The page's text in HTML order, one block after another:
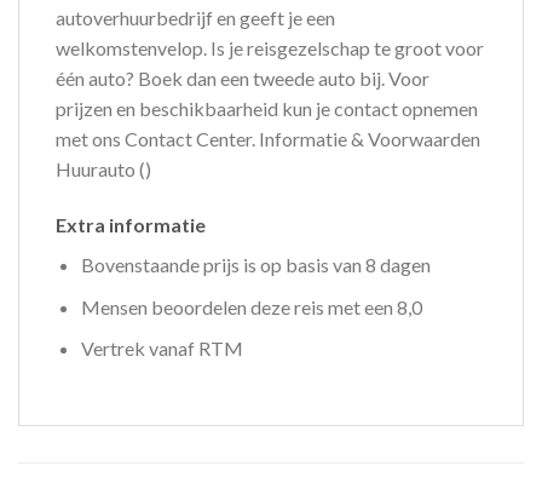
autoverhuurbedrijf en geeft je een
welkomstenvelop. Is je reisgezelschap te groot voor
één auto? Boek dan een tweede auto bij. Voor
prijzen en beschikbaarheid kun je contact opnemen
met ons Contact Center. Informatie & Voorwaarden
Huurauto ()
Extra informatie
Bovenstaande prijs is op basis van 8 dagen
Mensen beoordelen deze reis met een 8,0
Vertrek vanaf RTM